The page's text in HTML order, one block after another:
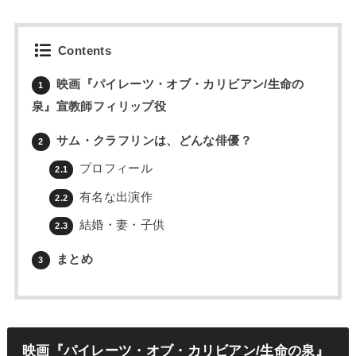
Contents
1
映画『パイレーツ・オブ・カリビアン/生命の
泉』宣教師フィリップ役
2 サム・クラフリンは、どんな俳優？
2.1 プロフィール
2.2 有名な出演作
2.3 結婚・妻・子供
3 まとめ
映画『パイレーツ・オブ・カリビアン/生命の泉』